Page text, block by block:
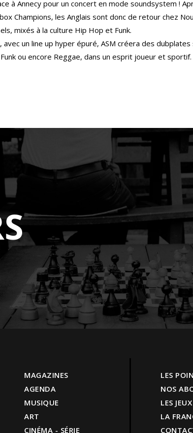
à Annecy pour un concert en mode soundsystem !
Champions, les Anglais sont donc de retour chez
mixés à la culture Hip Hop et Funk.
un line up hyper épuré, ASM créera des
ou encore Reggae, dans un esprit joueur et sportif.
MAGAZINES
AGENDA
MUSIQUE
ART
CINÉMA - SÉRIE
LES
NOS
LES
LA